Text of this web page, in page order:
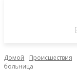
Домой Происшествия
больница